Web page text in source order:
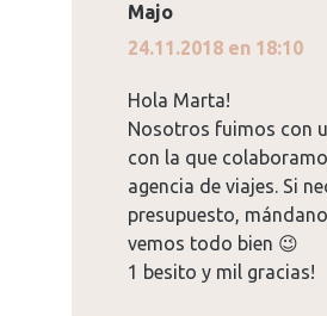
Majo
dice:
24.11.2018 en 18:10
Hola Marta!
Nosotros fuimos con
con la que
agencia de viajes. Si
presupuesto,
vemos todo bien 😉
1 besito y mil gracias!